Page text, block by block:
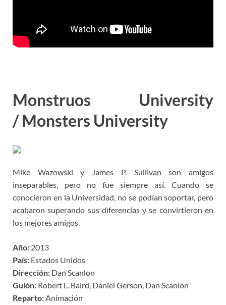
Monstruos University
/ Monsters University
Mike Wazowski y James P. Sullivan son amigos
inseparables, pero no fue siempre así. Cuando se
conocieron en la Universidad, no se podían soportar, pero
acabaron superando sus diferencias y se convirtieron en
los mejores amigos.
Año: 2013
País: Estados Unidos
Dirección: Dan Scanlon
Guión: Robert L. Baird, Daniel Gerson, Dan Scanlon
Reparto:Animación